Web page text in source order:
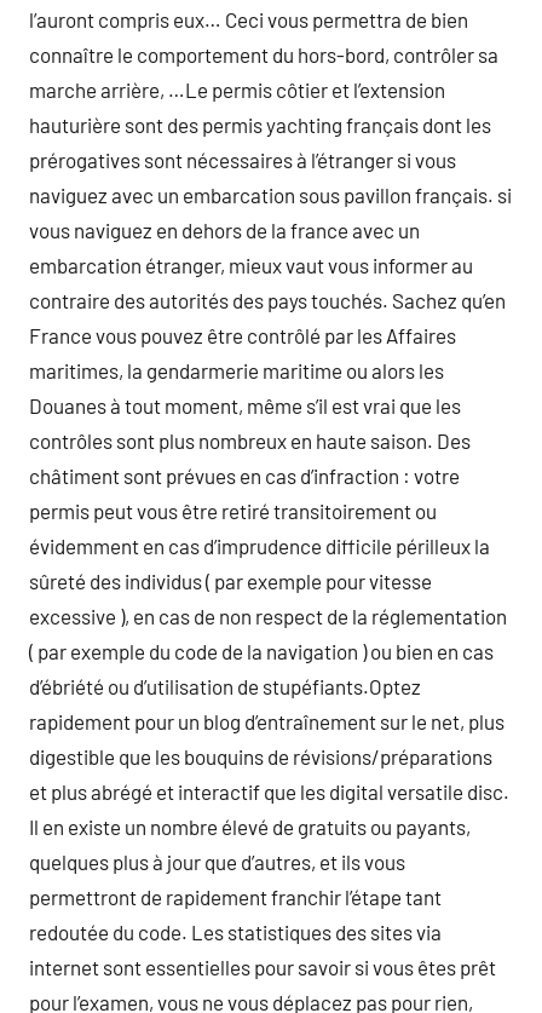
l’auront compris eux… Ceci vous permettra de bien
connaître le comportement du hors-bord, contrôler sa
marche arrière, …Le permis côtier et l’extension
hauturière sont des permis yachting français dont les
prérogatives sont nécessaires à l’étranger si vous
naviguez avec un embarcation sous pavillon français. si
vous naviguez en dehors de la france avec un
embarcation étranger, mieux vaut vous informer au
contraire des autorités des pays touchés. Sachez qu’en
France vous pouvez être contrôlé par les Affaires
maritimes, la gendarmerie maritime ou alors les
Douanes à tout moment, même s’il est vrai que les
contrôles sont plus nombreux en haute saison. Des
châtiment sont prévues en cas d’infraction : votre
permis peut vous être retiré transitoirement ou
évidemment en cas d’imprudence difficile périlleux la
sûreté des individus ( par exemple pour vitesse
excessive ), en cas de non respect de la réglementation
( par exemple du code de la navigation ) ou bien en cas
d’ébriété ou d’utilisation de stupéfiants.Optez
rapidement pour un blog d’entraînement sur le net, plus
digestible que les bouquins de révisions/préparations
et plus abrégé et interactif que les digital versatile disc.
Il en existe un nombre élevé de gratuits ou payants,
quelques plus à jour que d’autres, et ils vous
permettront de rapidement franchir l’étape tant
redoutée du code. Les statistiques des sites via
internet sont essentielles pour savoir si vous êtes prêt
pour l’examen, vous ne vous déplacez pas pour rien,